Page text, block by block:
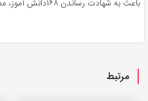
باعث به شهادت رساندن ۱۶۸دانش آموز، معلم و اولیاء دانش آموزان شد.
مرتبط